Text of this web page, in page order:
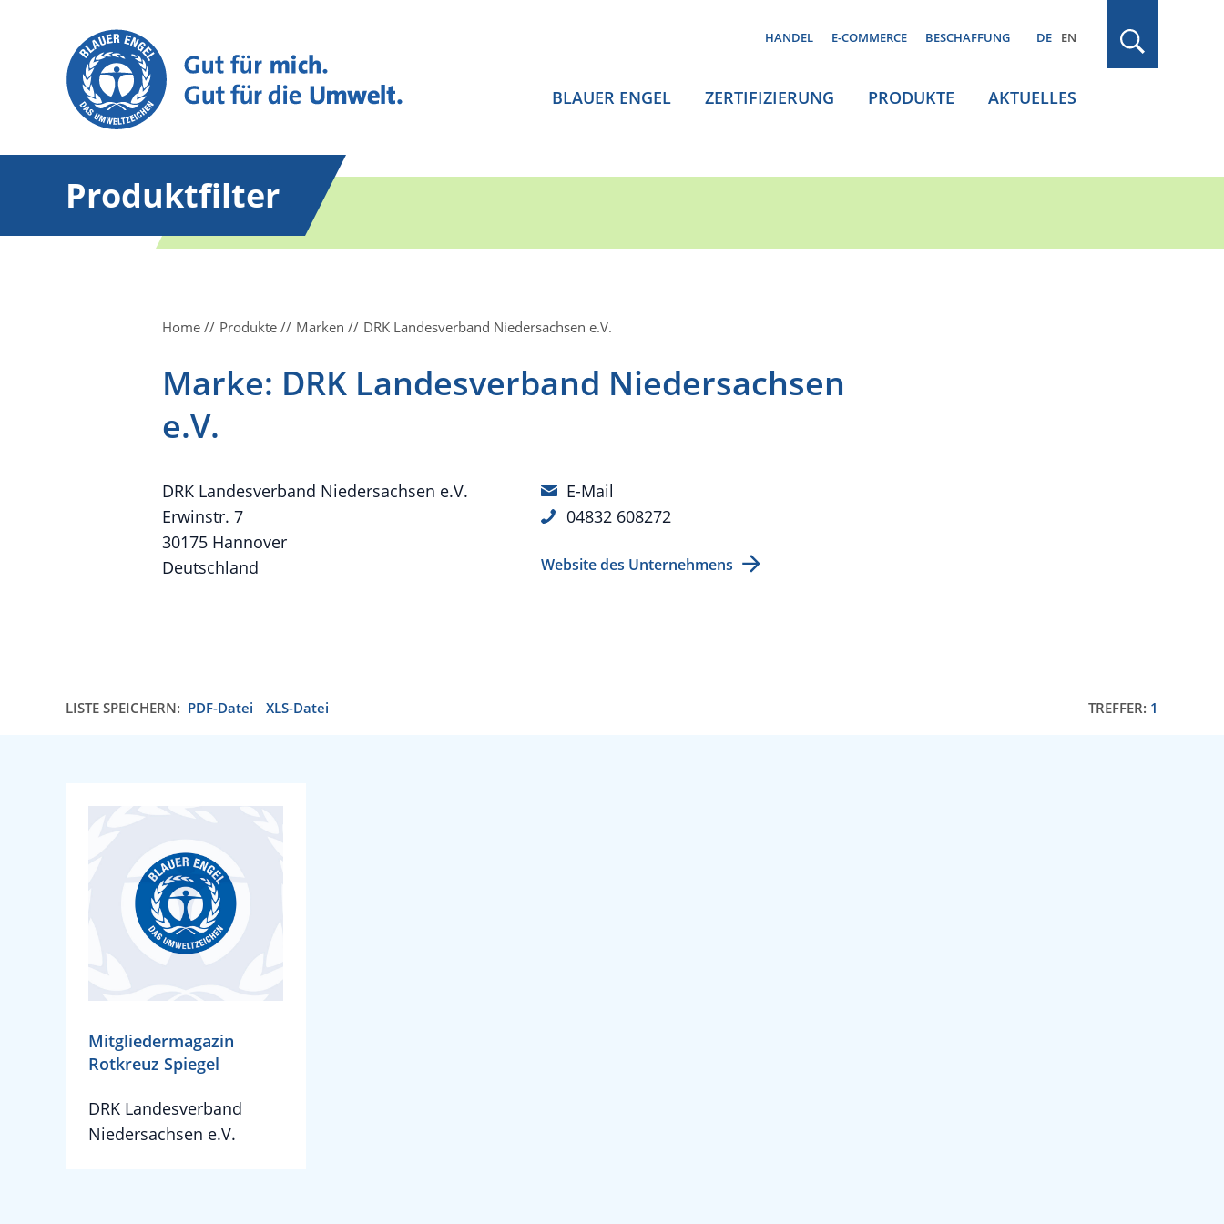
HANDEL E-COMMERCE BESCHAFFUNG DE EN
BLAUER ENGEL ZERTIFIZIERUNG PRODUKTE AKTUELLES
Produktfilter
Home Produkte Marken DRK Landesverband Niedersachsen e.V.
Marke: DRK Landesverband Niedersachsen
e.V.
DRK Landesverband Niedersachsen e.V.
Erwinstr. 7
30175 Hannover
Deutschland
E-Mail
04832 608272
Website des Unternehmens
LISTE SPEICHERN: PDF-Datei XLS-Datei TREFFER: 1
Mitgliedermagazin
Rotkreuz Spiegel
DRK Landesverband
Niedersachsen e.V.